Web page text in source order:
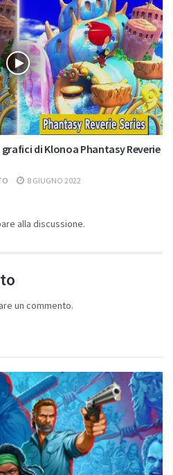
di Klonoa Phantasy Reverie
8 GIUGNO 2022
alla discussione.
un commento.